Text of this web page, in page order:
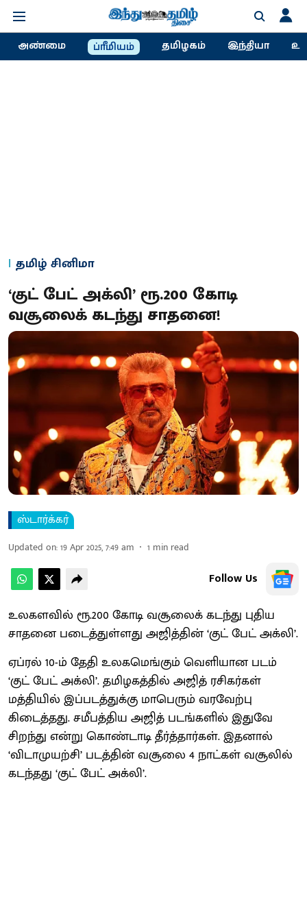
அண்மை ப்ரீமியம் தமிழகம் இந்தியா
தமிழ் சினிமா
‘குட் பேட் அக்லி’ ரூ.200 கோடி
வசூலைக் கடந்து சாதனை!
ஸ்டார்க்கர்
Updated on:19 Apr 2025, 7:49 am 1 min read
Follow Us
உலகளவில் ரூ.200 கோடி வசூலைக் கடந்து புதிய
சாதனை படைத்துள்ளது அஜித்தின் ‘குட் பேட் அக்லி’.
ஏப்ரல் 10-ம் தேதி உலகமெங்கும் வெளியான படம்
‘குட் பேட் அக்லி’. தமிழகத்தில் அஜித் ரசிகர்கள்
மத்தியில் இப்படத்துக்கு மாபெரும் வரவேற்பு
கிடைத்தது. சமீபத்திய அஜித் படங்களில் இதுவே
சிறந்து என்று கொண்டாடி தீர்த்தார்கள். இதனால்
‘விடாமுயற்சி’ படத்தின் வசூலை 4 நாட்கள் வசூலில்
கடந்தது ‘குட் பேட் அக்லி’.